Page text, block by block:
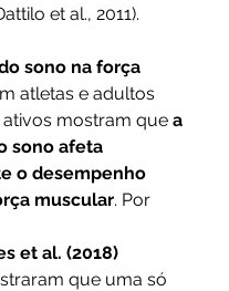
et al., 2011).
sono na força
atletas e adultos
mostram que a
sono afeta
o desempenho
muscular. Por
et al. (2018)
que uma só